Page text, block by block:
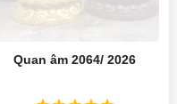
Quan âm 2064/ 2026